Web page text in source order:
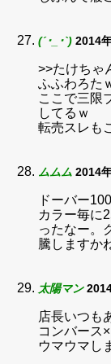
(´･_･`) 2014
>>たけちゃ
ふふわろた
ここで三限
してるｗ
転売スレも
ムムム 2014
ドーバー
カラー毎に
ったなー。
騰しますか
太陽マン
店長いつも
コンバース
ウマウマし